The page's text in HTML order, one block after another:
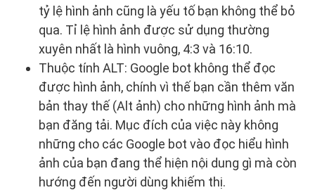
tỷ lệ hình ảnh cũng là yếu tố bạn không thể bỏ
qua. Tỉ lệ hình ảnh được sử dụng thường
xuyên nhất là hình vuông, 4:3 và 16:10.
Thuộc tính ALT: Google bot không thể đọc
được hình ảnh, chính vì thế bạn cần thêm văn
bản thay thế (Alt ảnh) cho những hình ảnh mà
bạn đăng tải. Mục đích của việc này không
những cho các Google bot vào đọc hiểu hình
ảnh của bạn đang thể hiện nội dung gì mà còn
hướng đến người dùng khiếm thị.